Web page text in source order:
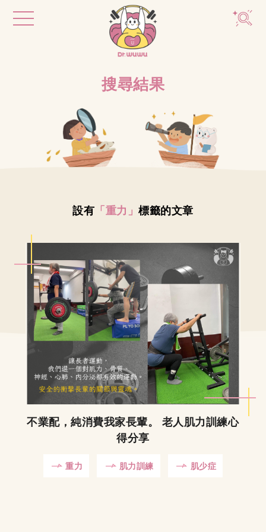
搜尋結果
設有 「重力」標籤的文章
不業配，純消費我家長輩。 老人肌力訓練心
得分享
重力 肌力訓練 肌少症